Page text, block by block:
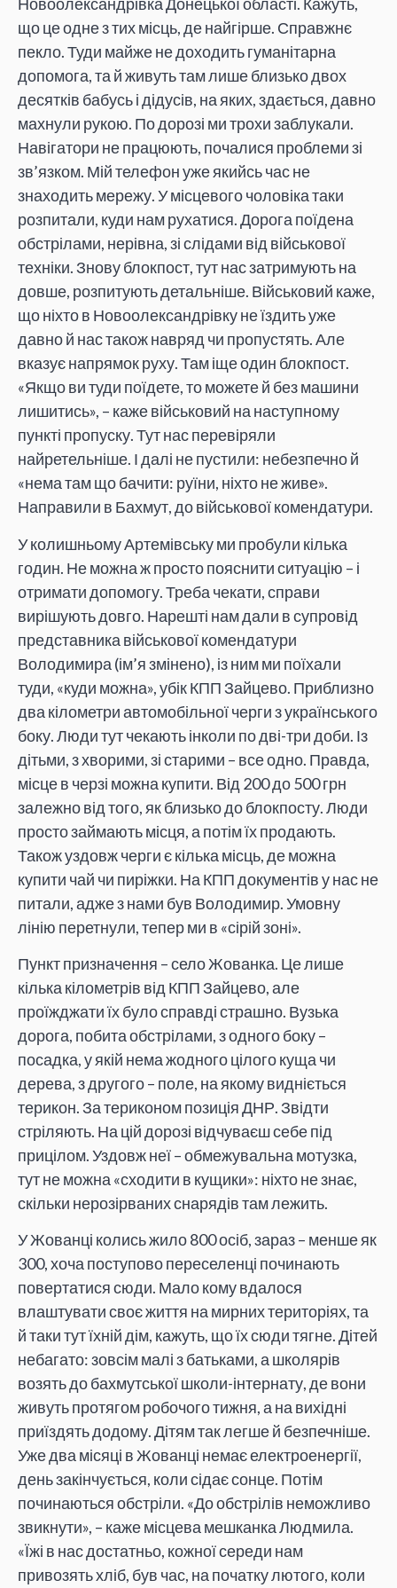
що це одне з тих місць, де найгірше. Справжнє
пекло. Туди майже не доходить гуманітарна
допомога, та й живуть там лише близько двох
десятків бабусь і дідусів, на яких, здається, давно
махнули рукою. По дорозі ми трохи заблукали.
Навігатори не працюють, почалися проблеми зі
зв’язком. Мій телефон уже якийсь час не
знаходить мережу. У місцевого чоловіка таки
розпитали, куди нам рухатися. Дорога поїдена
обстрілами, нерівна, зі слідами від військової
техніки. Знову блокпост, тут нас затримують на
довше, розпитують детальніше. Військовий каже,
що ніхто в Новоолександрівку не їздить уже
давно й нас також навряд чи пропустять. Але
вказує напрямок руху. Там іще один блокпост.
«Якщо ви туди поїдете, то можете й без машини
лишитись», – каже військовий на наступному
пункті пропуску. Тут нас перевіряли
найретельніше. І далі не пустили: небезпечно й
«нема там що бачити: руїни, ніхто не живе».
Направили в Бахмут, до військової комендатури.
У колишньому Артемівську ми пробули кілька
годин. Не можна ж просто пояснити ситуацію – і
отримати допомогу. Треба чекати, справи
вирішують довго. Нарешті нам дали в супровід
представника військової комендатури
Володимира (ім’я змінено), із ним ми поїхали
туди, «куди можна», убік КПП Зайцево. Приблизно
два кілометри автомобільної черги з українського
боку. Люди тут чекають інколи по дві-три доби. Із
дітьми, з хворими, зі старими – все одно. Правда,
місце в черзі можна купити. Від 200 до 500 грн
залежно від того, як близько до блокпосту. Люди
просто займають місця, а потім їх продають.
Також уздовж черги є кілька місць, де можна
купити чай чи пиріжки. На КПП документів у нас не
питали, адже з нами був Володимир. Умовну
лінію перетнули, тепер ми в «сірій зоні».
Пункт призначення – село Жованка. Це лише
кілька кілометрів від КПП Зайцево, але
проїжджати їх було справді страшно. Вузька
дорога, побита обстрілами, з одного боку –
посадка, у якій нема жодного цілого куща чи
дерева, з другого – поле, на якому видніється
терикон. За териконом позиція ДНР. Звідти
стріляють. На цій дорозі відчуваєш себе під
прицілом. Уздовж неї – обмежувальна мотузка,
тут не можна «сходити в кущики»: ніхто не знає,
скільки нерозірваних снарядів там лежить.
У Жованці колись жило 800 осіб, зараз – менше як
300, хоча поступово переселенці починають
повертатися сюди. Мало кому вдалося
влаштувати своє життя на мирних територіях, та
й таки тут їхній дім, кажуть, що їх сюди тягне. Дітей
небагато: зовсім малі з батьками, а школярів
возять до бахмутської школи-інтернату, де вони
живуть протягом робочого тижня, а на вихідні
приїздять додому. Дітям так легше й безпечніше.
Уже два місяці в Жованці немає електроенергії,
день закінчується, коли сідає сонце. Потім
починаються обстріли. «До обстрілів неможливо
звикнути», – каже місцева мешканка Людмила.
«Їжі в нас достатньо, кожної середи нам
привозять хліб, був час, на початку лютого, коли